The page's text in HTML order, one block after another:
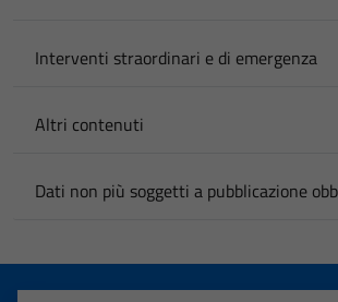
Interventi straordinari e di emergenza
Altri contenuti
Dati non più soggetti a pubblicazione